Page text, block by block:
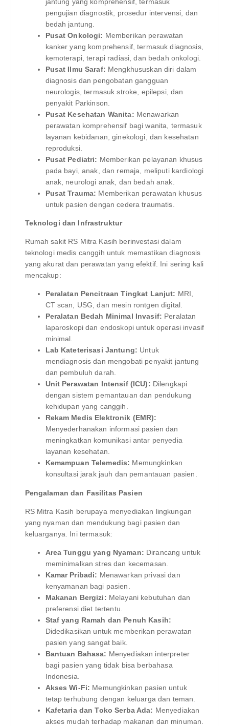
jantung yang komprehensif, termasuk
pengujian diagnostik, prosedur intervensi, dan
bedah jantung.
Pusat Onkologi: Memberikan perawatan
kanker yang komprehensif, termasuk diagnosis,
kemoterapi, terapi radiasi, dan bedah onkologi.
Pusat Ilmu Saraf: Mengkhususkan diri dalam
diagnosis dan pengobatan gangguan
neurologis, termasuk stroke, epilepsi, dan
penyakit Parkinson.
Pusat Kesehatan Wanita: Menawarkan
perawatan komprehensif bagi wanita, termasuk
layanan kebidanan, ginekologi, dan kesehatan
reproduksi.
Pusat Pediatri: Memberikan pelayanan khusus
pada bayi, anak, dan remaja, meliputi kardiologi
anak, neurologi anak, dan bedah anak.
Pusat Trauma: Memberikan perawatan khusus
untuk pasien dengan cedera traumatis.
Teknologi dan Infrastruktur
Rumah sakit RS Mitra Kasih berinvestasi dalam
teknologi medis canggih untuk memastikan diagnosis
yang akurat dan perawatan yang efektif. Ini sering kali
mencakup:
Peralatan Pencitraan Tingkat Lanjut: MRI,
CT scan, USG, dan mesin rontgen digital.
Peralatan Bedah Minimal Invasif: Peralatan
laparoskopi dan endoskopi untuk operasi invasif
minimal.
Lab Kateterisasi Jantung: Untuk
mendiagnosis dan mengobati penyakit jantung
dan pembuluh darah.
Unit Perawatan Intensif (ICU): Dilengkapi
dengan sistem pemantauan dan pendukung
kehidupan yang canggih.
Rekam Medis Elektronik (EMR):
Menyederhanakan informasi pasien dan
meningkatkan komunikasi antar penyedia
layanan kesehatan.
Kemampuan Telemedis: Memungkinkan
konsultasi jarak jauh dan pemantauan pasien.
Pengalaman dan Fasilitas Pasien
RS Mitra Kasih berupaya menyediakan lingkungan
yang nyaman dan mendukung bagi pasien dan
keluarganya. Ini termasuk:
Area Tunggu yang Nyaman: Dirancang untuk
meminimalkan stres dan kecemasan.
Kamar Pribadi: Menawarkan privasi dan
kenyamanan bagi pasien.
Makanan Bergizi: Melayani kebutuhan dan
preferensi diet tertentu.
Staf yang Ramah dan Penuh Kasih:
Didedikasikan untuk memberikan perawatan
pasien yang sangat baik.
Bantuan Bahasa: Menyediakan interpreter
bagi pasien yang tidak bisa berbahasa
Indonesia.
Akses Wi-Fi: Memungkinkan pasien untuk
tetap terhubung dengan keluarga dan teman.
Kafetaria dan Toko Serba Ada: Menyediakan
akses mudah terhadap makanan dan minuman.